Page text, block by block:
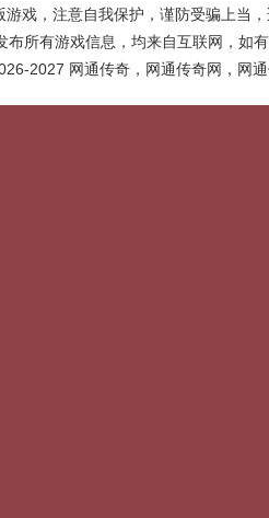
游戏，注意自我保护，谨防受骗上当
布所有游戏信息，均来自互联网，如
2027 网通传奇，网通传奇网，网